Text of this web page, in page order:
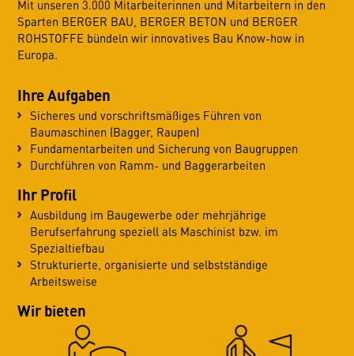
Mit unseren 3.000 Mitarbeiterinnen und Mitarbeitern in den
Sparten BERGER BAU, BERGER BETON und BERGER
ROHSTOFFE bündeln wir innovatives Bau Know-how in
Europa.
Ihre Aufgaben
Sicheres und vorschriftsmäßiges Führen von
Baumaschinen (Bagger, Raupen)
Fundamentarbeiten und Sicherung von Baugruppen
Durchführen von Ramm- und Baggerarbeiten
Ihr Profil
Ausbildung im Baugewerbe oder mehrjährige
Berufserfahrung speziell als Maschinist bzw. im
Spezialtiefbau
Strukturierte, organisierte und selbstständige
Arbeitsweise
Wir bieten